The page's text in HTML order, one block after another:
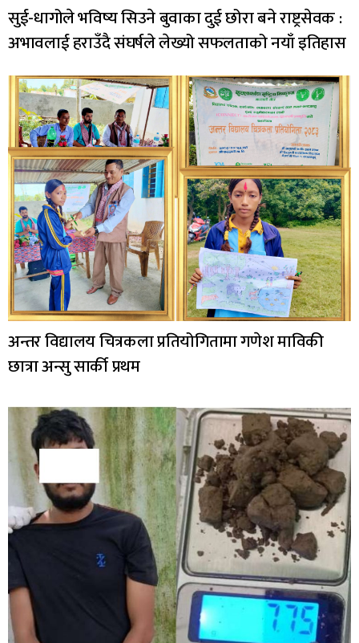
सुई-धागोले भविष्य सिउने बुवाका दुई छोरा बने राष्ट्रसेवक :
अभावलाई हराउँदै संघर्षले लेख्यो सफलताको नयाँ इतिहास
अन्तर विद्यालय चित्रकला प्रतियोगितामा गणेश माविकी
छात्रा अन्सु सार्की प्रथम